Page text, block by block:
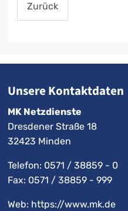
Zurück
Unsere Kontaktdaten
MK Netzdienste
Dresdener Straße 18
32423 Minden
Telefon: 0571 / 38859 - 0
Fax: 0571 / 38859 - 999
Web: https://www.mk.de